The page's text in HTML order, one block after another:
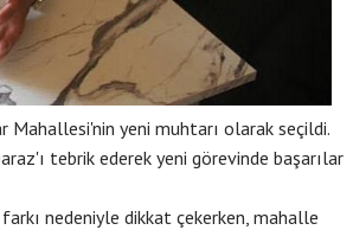
yeni muhtarı olarak seçildi.
tebrik ederek yeni görevinde başarılar
nedeniyle dikkat çekerken, mahalle